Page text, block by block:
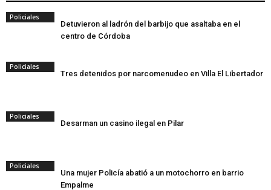
Policiales
Detuvieron al ladrón del barbijo que asaltaba en el
centro de Córdoba
Policiales
Tres detenidos por narcomenudeo en Villa El Libertador
Policiales
Desarman un casino ilegal en Pilar
Policiales
Una mujer Policía abatió a un motochorro en barrio
Empalme